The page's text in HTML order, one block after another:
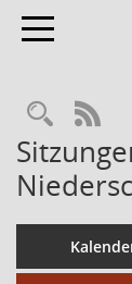
Toggle